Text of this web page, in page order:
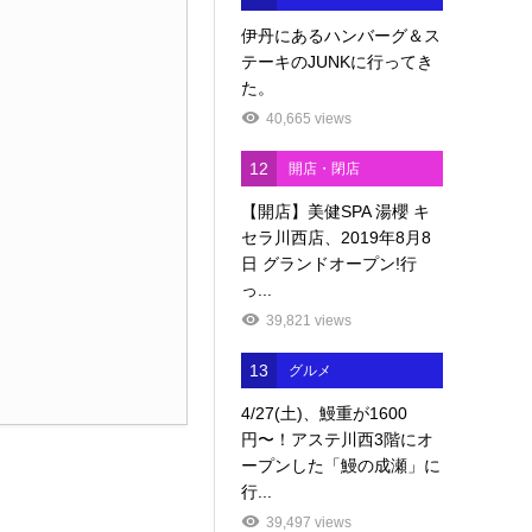
伊丹にあるハンバーグ＆ス
テーキのJUNKに行ってき
た。
40,665 views
12 開店・閉店
【開店】美健SPA 湯櫻 キ
セラ川西店、2019年8月8
日 グランドオープン!行
っ...
39,821 views
13 グルメ
4/27(土)、鰻重が1600
円〜！アステ川西3階にオ
ープンした「鰻の成瀬」に
行...
39,497 views